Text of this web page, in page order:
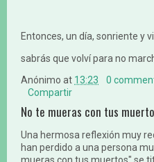
Entonces, un día, sonriente y
sabrás que volví para no
Anónimo at 13:23
0
Compartir
No te mueras con tus
Una hermosa reflexión muy
han perdido a una persona